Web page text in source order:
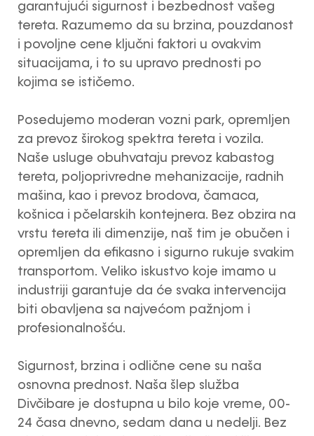
garantujući sigurnost i bezbednost vašeg
tereta. Razumemo da su brzina, pouzdanost
i povoljne cene ključni faktori u ovakvim
situacijama, i to su upravo prednosti po
kojima se ističemo.
Posedujemo moderan vozni park, opremljen
za prevoz širokog spektra tereta i vozila.
Naše usluge obuhvataju prevoz kabastog
tereta, poljoprivredne mehanizacije, radnih
mašina, kao i prevoz brodova, čamaca,
košnica i pčelarskih kontejnera. Bez obzira na
vrstu tereta ili dimenzije, naš tim je obučen i
opremljen da efikasno i sigurno rukuje svakim
transportom. Veliko iskustvo koje imamo u
industriji garantuje da će svaka intervencija
biti obavljena sa najvećom pažnjom i
profesionalnošću.
Sigurnost, brzina i odlične cene su naša
osnovna prednost. Naša šlep služba
Divčibare je dostupna u bilo koje vreme, 00-
24 časa dnevno, sedam dana u nedelji. Bez